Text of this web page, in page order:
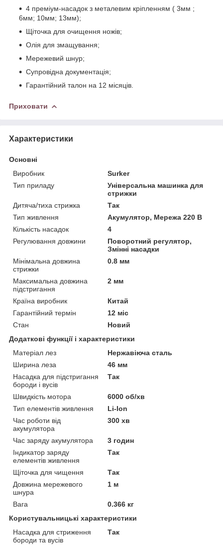
4 преміум-насадок з металевим кріпленням ( 3мм ;
6мм; 10мм; 13мм);
Щіточка для очищення ножів;
Олія для змащування;
Мережевий шнур;
Супровідна документація;
Гарантійний талон на 12 місяців.
Приховати
Характеристики
Основні
Виробник
Surker
Тип приладу
Універсальна машинка для
стрижки
Дитяча/тиха стрижка
Так
Тип живлення
Акумулятор, Мережа 220 В
Кількість насадок
4
Регулювання довжини
Поворотний регулятор,
Змінні насадки
Мінімальна довжина
стрижки
0.8 мм
Максимальна довжина
підстригання
2 мм
Країна виробник
Китай
Гарантійний термін
12 міс
Стан
Новий
Додаткові функції і характеристики
Матеріал лез
Нержавіюча сталь
Ширина леза
46 мм
Насадка для підстригання
бороди і вусів
Так
Швидкість мотора
6000 об/хв
Тип елементів живлення
Li-Ion
Час роботи від
акумулятора
300 хв
Час заряду акумулятора
3 годин
Індикатор заряду
елементів живлення
Так
Щіточка для чищення
Так
Довжина мережевого
шнура
1 м
Вага
0.366 кг
Користувальницькі характеристики
Насадка для стриження
бороди та вусів
Так